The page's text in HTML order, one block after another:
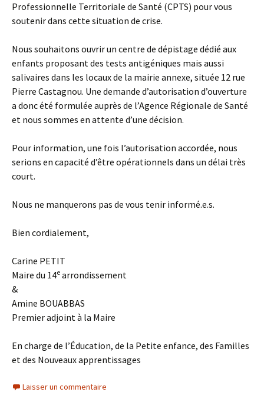
Professionnelle Territoriale de Santé (CPTS) pour vous
soutenir dans cette situation de crise.
Nous souhaitons ouvrir un centre de dépistage dédié aux
enfants proposant des tests antigéniques mais aussi
salivaires dans les locaux de la mairie annexe, située 12 rue
Pierre Castagnou. Une demande d’autorisation d’ouverture
a donc été formulée auprès de l’Agence Régionale de Santé
et nous sommes en attente d’une décision.
Pour information, une fois l’autorisation accordée, nous
serions en capacité d’être opérationnels dans un délai très
court.
Nous ne manquerons pas de vous tenir informé.e.s.
Bien cordialement,
Carine PETIT
Maire du 14e arrondissement
&
Amine BOUABBAS
Premier adjoint à la Maire
En charge de l’Éducation, de la Petite enfance, des Familles
et des Nouveaux apprentissages
Laisser un commentaire